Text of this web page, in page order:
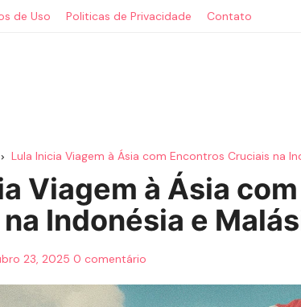
de Uso Politicas de Privacidade Contato
Lula Inicia Viagem à Ásia com Encontros Cruciais na
Viagem à Ásia
Indonésia e
23, 2025 0 comentário